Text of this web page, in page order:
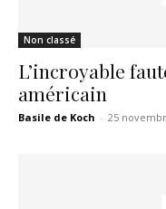
Non classé
L’incroyable
américain
Basile de Koch - 25